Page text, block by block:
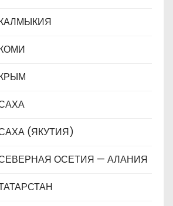
(ЯКУТИЯ)
ОСЕТИЯ — АЛАНИЯ